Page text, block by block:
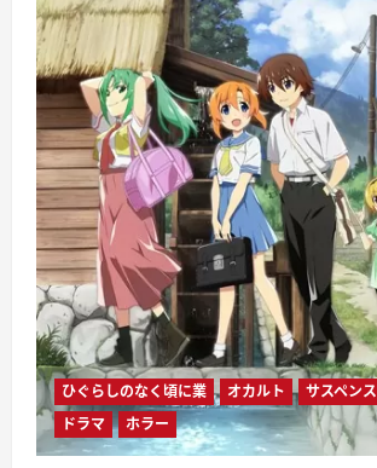
ひぐらしのなく頃に業 オカルト サスペンス
ドラマ
ホラー